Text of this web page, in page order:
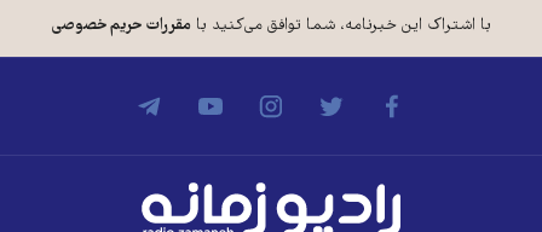
با اشتراک این خبرنامه، شما توافق می‌کنید بامقررات حریم خصوصی